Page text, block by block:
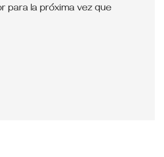
para la próxima vez que